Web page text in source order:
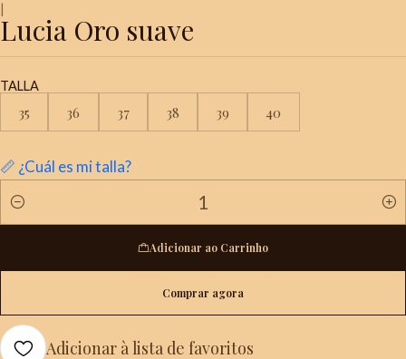
|
Lucia Oro suave
TALLA
35 36 37 38 39 40
📏 ¿Cuál es mi talla?
Quantidade
Adicionar ao Carrinho
Comprar agora
Adicionar à lista de favoritos